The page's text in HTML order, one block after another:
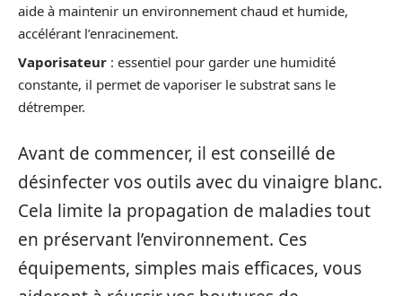
aide à maintenir un environnement chaud et humide,
accélérant l’enracinement.
Vaporisateur : essentiel pour garder une humidité
constante, il permet de vaporiser le substrat sans le
détremper.
Avant de commencer, il est conseillé de
désinfecter vos outils avec du vinaigre blanc.
Cela limite la propagation de maladies tout
en préservant l’environnement. Ces
équipements, simples mais efficaces, vous